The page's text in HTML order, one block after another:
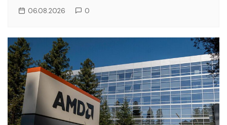
06.08.2026 0